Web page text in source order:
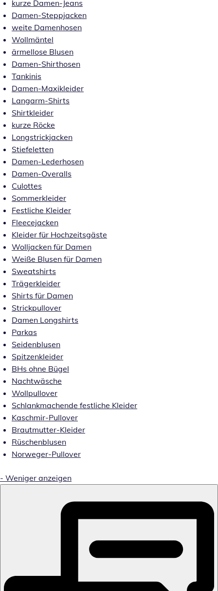
kurze Damen-Jeans
Damen-Steppjacken
weite Damenhosen
Wollmäntel
ärmellose Blusen
Damen-Shirthosen
Tankinis
Damen-Maxikleider
Langarm-Shirts
Shirtkleider
kurze Röcke
Longstrickjacken
Stiefeletten
Damen-Lederhosen
Damen-Overalls
Culottes
Sommerkleider
Festliche Kleider
Fleecejacken
Kleider für Hochzeitsgäste
Wolljacken für Damen
Weiße Blusen für Damen
Sweatshirts
Trägerkleider
Shirts für Damen
Strickpullover
Damen Longshirts
Parkas
Seidenblusen
Spitzenkleider
BHs ohne Bügel
Nachtwäsche
Wollpullover
Schlankmachende festliche Kleider
Kaschmir-Pullover
Brautmutter-Kleider
Rüschenblusen
Norweger-Pullover
- Weniger anzeigen